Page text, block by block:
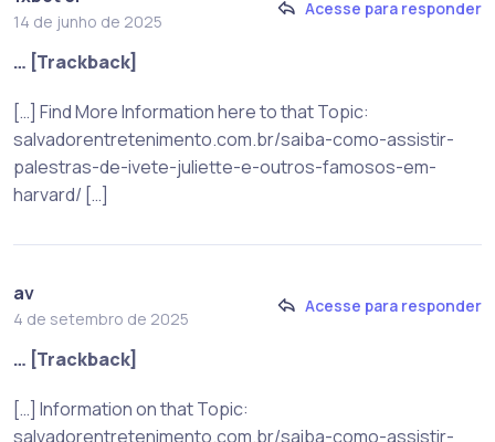
14 de junho de 2025
Acesse para responder
… [Trackback]
[…] Find More Information here to that Topic:
salvadorentretenimento.com.br/saiba-como-assistir-
palestras-de-ivete-juliette-e-outros-famosos-em-
harvard/ […]
av
4 de setembro de 2025
Acesse para responder
… [Trackback]
[…] Information on that Topic:
salvadorentretenimento.com.br/saiba-como-assistir-